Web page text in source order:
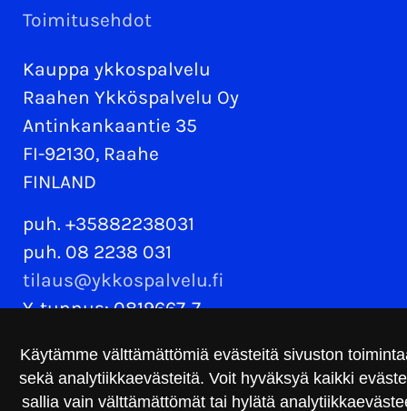
Toimitusehdot
Kauppa ykkospalvelu
Raahen Ykköspalvelu Oy
Antinkankaantie 35
FI-92130, Raahe
FINLAND
puh. +35882238031
puh. 08 2238 031
tilaus@ykkospalvelu.fi
Y-tunnus: 0819667-7
Käytämme välttämättömiä evästeitä sivuston
sekä analytiikkaevästeitä. Voit hyväksyä kaikki evästeet,
sallia vain välttämättömät tai hylätä